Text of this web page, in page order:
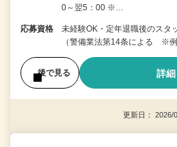
0～翌5：00 ※…
応募資格
未経験OK・定年退職後のスタ
（警備業法第14条による ※例
後で見る 詳
更新日：